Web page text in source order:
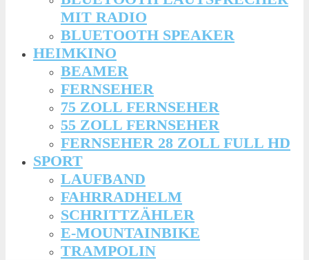
MIT RADIO
BLUETOOTH SPEAKER
HEIMKINO
BEAMER
FERNSEHER
75 ZOLL FERNSEHER
55 ZOLL FERNSEHER
FERNSEHER 28 ZOLL FULL HD
SPORT
LAUFBAND
FAHRRADHELM
SCHRITTZÄHLER
E-MOUNTAINBIKE
TRAMPOLIN